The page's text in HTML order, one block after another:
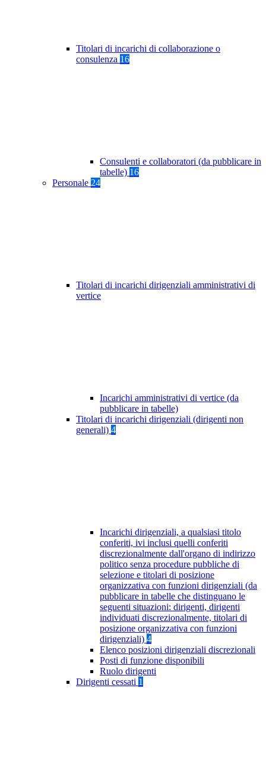
Titolari di incarichi di collaborazione o
consulenza 16
Consulenti e collaboratori (da pubblicare in
tabelle) 16
Personale 24
Titolari di incarichi dirigenziali amministrativi di
vertice
Incarichi amministrativi di vertice (da
pubblicare in tabelle)
Titolari di incarichi dirigenziali (dirigenti non
generali) 4
Incarichi dirigenziali, a qualsiasi titolo
conferiti, ivi inclusi quelli conferiti
discrezionalmente dall'organo di indirizzo
politico senza procedure pubbliche di
selezione e titolari di posizione
organizzativa con funzioni dirigenziali (da
pubblicare in tabelle che distinguano le
seguenti situazioni: dirigenti, dirigenti
individuati discrezionalmente, titolari di
posizione organizzativa con funzioni
dirigenziali) 4
Elenco posizioni dirigenziali discrezionali
Posti di funzione disponibili
Ruolo dirigenti
Dirigenti cessati 1